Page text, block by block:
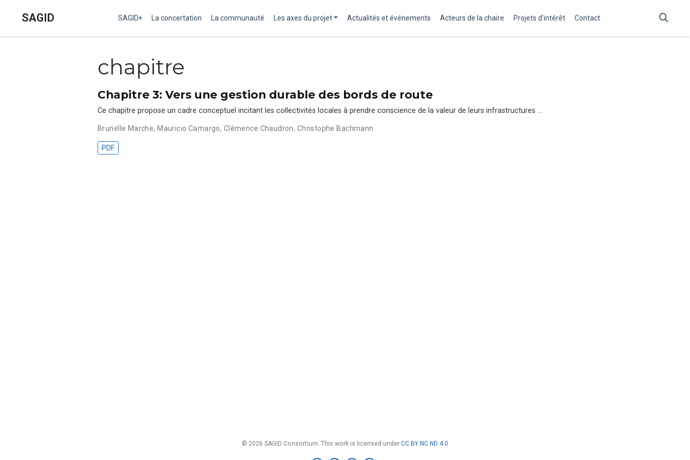
SAGID SAGID+ La concertation La communauté Les axes du projet Actualités et événements Acteurs de la chaire Projets d'intérêt Contact
chapitre
Chapitre 3: Vers une gestion durable des bords de route
Ce chapitre propose un cadre conceptuel incitant les collectivités locales à prendre conscience de la valeur de leurs infrastructures …
Brunelle Marche, Mauricio Camargo, Clémence Chaudron, Christophe Bachmann
PDF
© 2026 SAGID Consortium. This work is licensed under CC BY NC ND 4.0